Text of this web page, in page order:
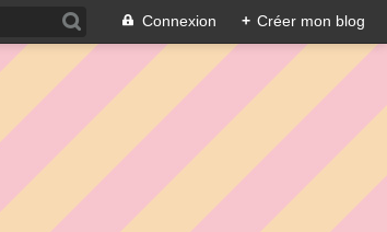
Connexion + Créer mon blog